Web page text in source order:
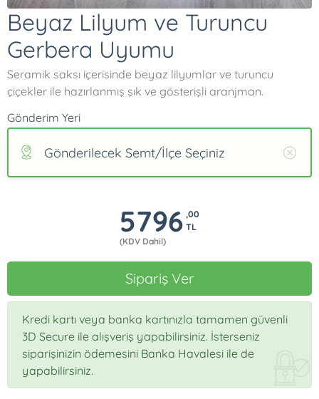
Beyaz Lilyum ve Turuncu
Gerbera Uyumu
Seramik saksı içerisinde beyaz lilyumlar ve turuncu
çiçekler ile hazırlanmış şık ve gösterişli aranjman.
Gönderim Yeri
Gönderilecek Semt/İlçe Seçiniz
5796 ,00
TL
(KDV Dahil)
Sipariş Ver
Kredi kartı veya banka kartınızla tamamen güvenli
3D Secure ile alışveriş yapabilirsiniz. İsterseniz
siparişinizin ödemesini Banka Havalesi ile de
yapabilirsiniz.